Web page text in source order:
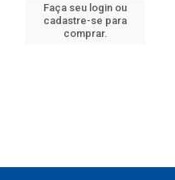
Faça seu login ou
cadastre-se para
comprar.